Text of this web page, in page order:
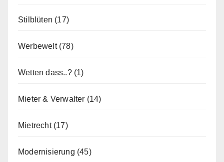
Stilblüten (17)
Werbewelt(78)
Wetten dass..?(1)
Mieter & Verwalter (14)
Mietrecht(17)
Modernisierung (45)